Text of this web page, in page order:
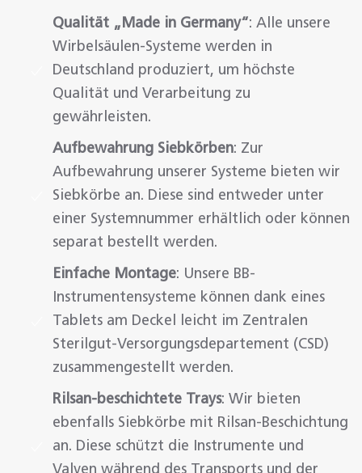
Qualität „Made in Germany“: Alle unsere
Wirbelsäulen-Systeme werden in
Deutschland produziert, um höchste
Qualität und Verarbeitung zu
gewährleisten.
Aufbewahrung Siebkörben: Zur
Aufbewahrung unserer Systeme bieten wir
Siebkörbe an. Diese sind entweder unter
einer Systemnummer erhältlich oder können
separat bestellt werden.
Einfache Montage: Unsere BB-
Instrumentensysteme können dank eines
Tablets am Deckel leicht im Zentralen
Sterilgut-Versorgungsdepartement (CSD)
zusammengestellt werden.
Rilsan-beschichtete Trays: Wir bieten
ebenfalls Siebkörbe mit Rilsan-Beschichtung
an. Diese schützt die Instrumente und
Valven während des Transports und der